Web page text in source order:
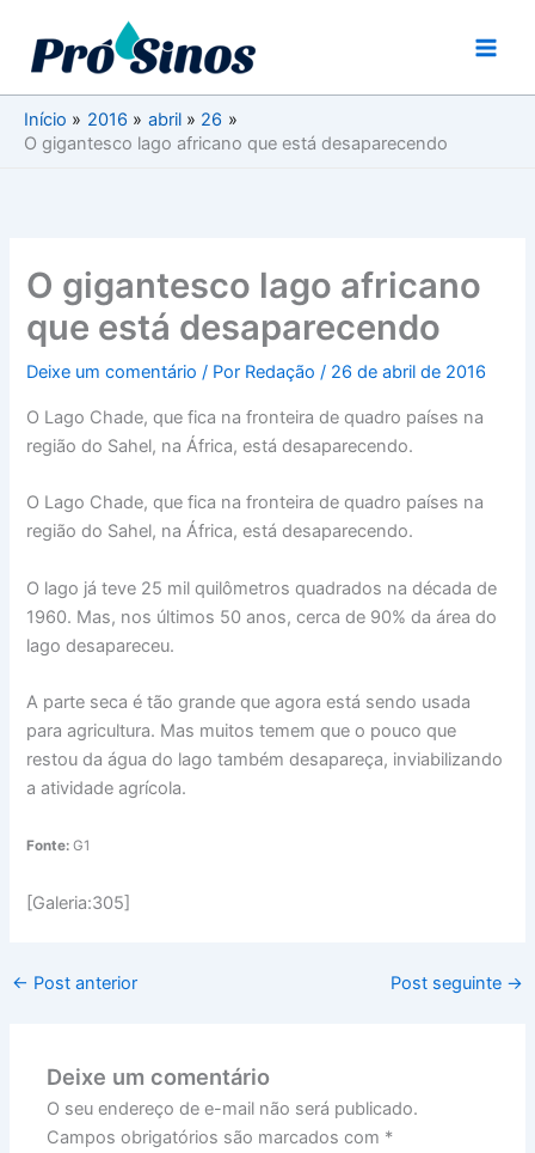
conteúdo
Início
2016 abril
26
O gigantesco lago africano que está desaparecendo
O gigantesco lago africano
que está desaparecendo
Deixe um comentário / Por Redação/ 26 de abril de 2016
O Lago Chade, que fica na fronteira de quadro países na
região do Sahel, na África, está desaparecendo.
O Lago Chade, que fica na fronteira de quadro países na
região do Sahel, na África, está desaparecendo.
O lago já teve 25 mil quilômetros quadrados na década de
1960. Mas, nos últimos 50 anos, cerca de 90% da área do
lago desapareceu.
A parte seca é tão grande que agora está sendo usada
para agricultura. Mas muitos temem que o pouco que
restou da água do lago também desapareça, inviabilizando
a atividade agrícola.
Fonte: G1
[Galeria:305]
← Post anterior Post seguinte →
Deixe um comentário
O seu endereço de e-mail não será publicado.
Campos obrigatórios são marcados com *